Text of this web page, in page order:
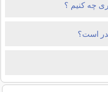
چه کنیم ؟
است؟